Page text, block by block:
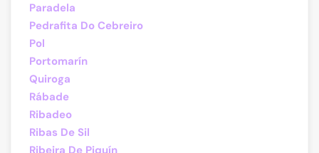
Paradela
Pedrafita Do Cebreiro
Pol
Portomarín
Quiroga
Rábade
Ribadeo
Ribas De Sil
Ribeira De Piquín